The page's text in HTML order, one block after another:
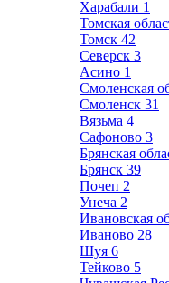
Харабали 1
Томская
Томск 42
Северск 3
Асино 1
Смоленская
Смоленск 31
Вязьма 4
Сафоново 3
Брянская
Брянск 39
Почеп 2
Унеча 2
Ивановская
Иваново 28
Шуя 6
Тейково 5